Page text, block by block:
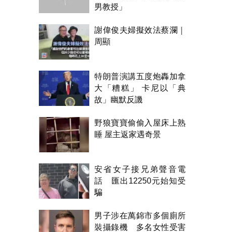
男教授」
謝偉俊夫婦擬效法蔡瀾｜
周顯
特朗普演講五度炮轟加拿
大「糟糕」 卡尼以「典
故」幽默反譏
野狼寶寶偷偷入屋床上熟
睡 屋主返家遇奇景
安省女子接兄弟聲音電
話 匯出12250元始知受
騙
男子涉在萬錦市多個廁所
裝攝錄機 多名女性受害